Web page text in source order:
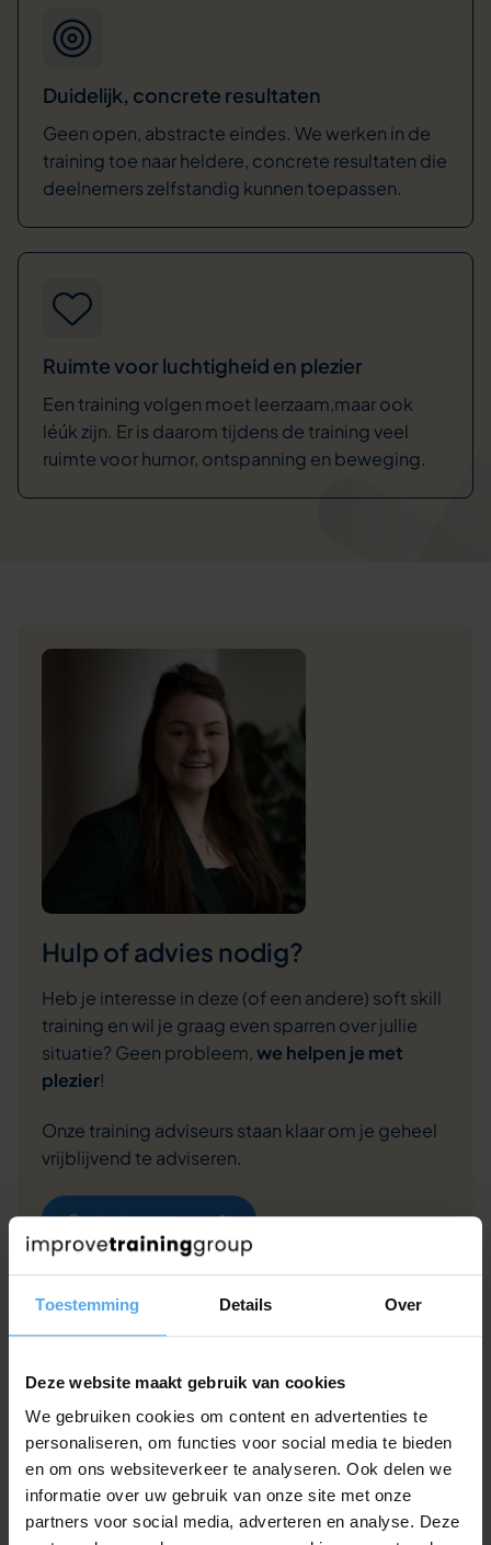
Toestemming Details Over
Deze website maakt gebruik van cookies
We gebruiken cookies om content en advertenties te
personaliseren, om functies voor social media te bieden
en om ons websiteverkeer te analyseren. Ook delen we
informatie over uw gebruik van onze site met onze
partners voor social media, adverteren en analyse. Deze
Duidelijk, concrete resultaten
Geen open, abstracte eindes. We werken in de
training toe naar heldere, concrete resultaten die
deelnemers zelfstandig kunnen toepassen.
Ruimte voor luchtigheid en plezier
Een training volgen moet leerzaam,maar ook
léúk zijn. Er is daarom tijdens de training veel
ruimte voor humor, ontspanning en beweging.
Hulp of advies nodig?
Heb je interesse in deze (of een andere) soft skill
training en wil je graag even sparren over jullie
situatie? Geen probleem,we helpen je met
plezier!
Onze training adviseurs staan klaar om je geheel
vrijblijvend te adviseren.
Contact opnemen
Of bel ons even op 030 - 227 0736
Veelgestelde vragen over deze
training